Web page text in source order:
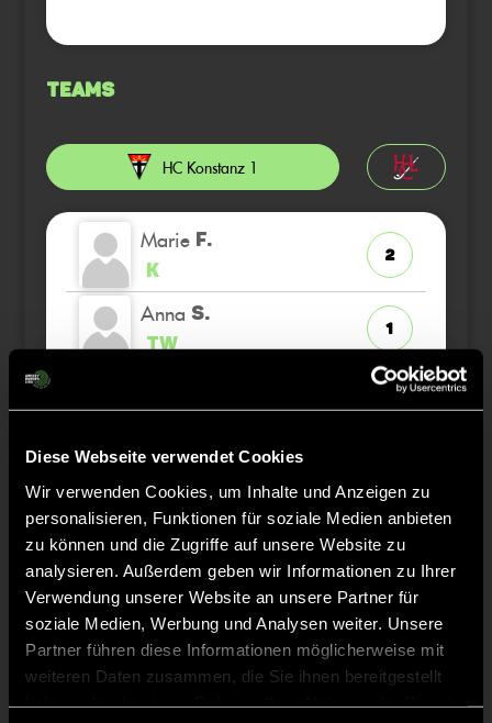
Diese Webseite verwendet Cookies
Wir verwenden Cookies, um Inhalte und Anzeigen zu
personalisieren, Funktionen für soziale Medien anbieten
zu können und die Zugriffe auf unsere Website zu
analysieren. Außerdem geben wir Informationen zu Ihrer
Verwendung unserer Website an unsere Partner für
soziale Medien, Werbung und Analysen weiter. Unsere
Partner führen diese Informationen möglicherweise mit
weiteren Daten zusammen, die Sie ihnen bereitgestellt
Teams
HC Konstanz 1
Marie F.
K
2
Anna S.
TW
1
Ida
Paula F. 8
Marie N. 11